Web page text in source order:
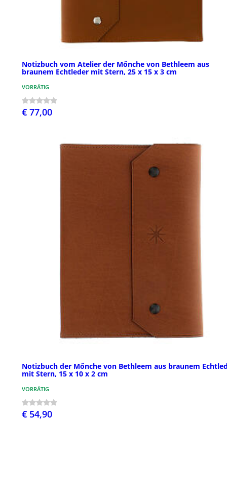
Notizbuch vom Atelier der Mőnche von Bethleem aus
braunem Echtleder mit Stern, 25 x 15 x 3 cm
VORRÄTIG
€ 77,00
Notizbuch der Mőnche von Bethleem aus braunem
mit Stern, 15 x 10 x 2 cm
VORRÄTIG
€ 54,90